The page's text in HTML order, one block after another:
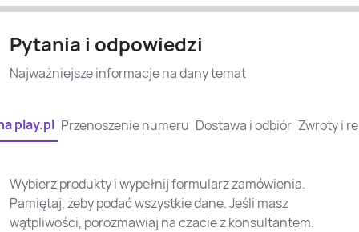
Pytania i odpowiedzi
Najważniejsze informacje na dany temat
play.pl Przenoszenie numeru Dostawa i odbiór Zwroty i
Wybierz produkty i wypełnij formularz zamówienia.
Pamiętaj, żeby podać wszystkie dane. Jeśli masz
wątpliwości, porozmawiaj na czacie z konsultantem.